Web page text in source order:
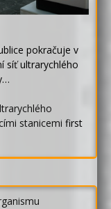
pokračuje v
síť ultrarychlého
stanicemi first